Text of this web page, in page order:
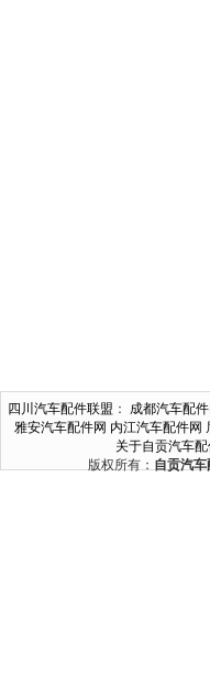
四川汽车配件联盟 ： 成都汽车配件
雅安汽车配件网 内江汽车配件网
关于自贡汽车配
版权所有： 自贡汽